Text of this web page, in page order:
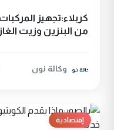
من البنزين وزيت الغاز
وكالة نون
إقتصادية